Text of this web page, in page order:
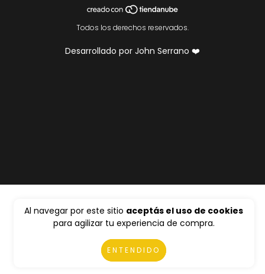
Al navegar por este sitio aceptás el uso de cookies
para agilizar tu experiencia de compra.
ENTENDIDO
Todos los derechos reservados.
Desarrollado por John Serrano ❤️